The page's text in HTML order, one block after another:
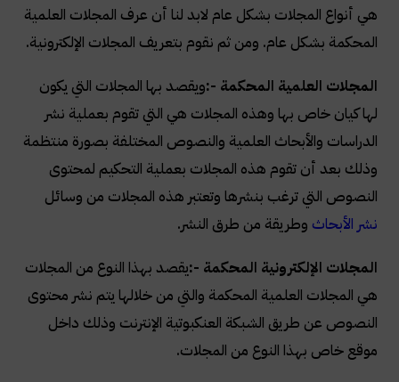
هي أنواع المجلات بشكل عام لابد لنا أن عرف المجلات العلمية
المحكمة بشكل عام. ومن ثم نقوم بتعريف المجلات الإلكترونية.
المجلات العلمية المحكمة :-ويقصد بها المجلات التي يكون
لها كيان خاص بها وهذه المجلات هي التي تقوم بعملية نشر
الدراسات والأبحاث العلمية والنصوص المختلفة بصورة منتظمة
وذلك بعد أن تقوم هذه المجلات بعملية التحكيم لمحتوى
النصوص التي ترغب بنشرها وتعتبر هذه المجلات من وسائل
نشر الأبحاث وطريقة من طرق النشر.
المجلات الإلكترونية المحكمة :-يقصد بهذا النوع من المجلات
هي المجلات العلمية المحكمة والتي من خلالها يتم نشر محتوى
النصوص عن طريق الشبكة العنكبوتية الإنترنت وذلك داخل
موقع خاص بهذا النوع من المجلات.